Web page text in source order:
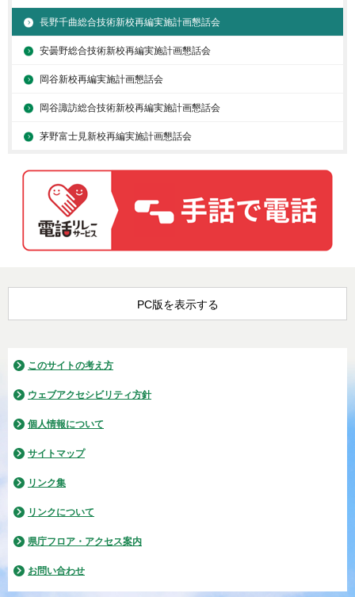
長野千曲総合技術新校再編実施計画懇話会
安曇野総合技術新校再編実施計画懇話会
岡谷新校再編実施計画懇話会
岡谷諏訪総合技術新校再編実施計画懇話会
茅野富士見新校再編実施計画懇話会
PC版を表示する
このサイトの考え方
ウェブアクセシビリティ方針
個人情報について
サイトマップ
リンク集
リンクについて
県庁フロア・アクセス案内
お問い合わせ